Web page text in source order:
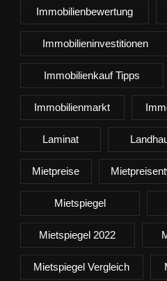
Immobilienbewertung
Immobilieninvestitionen
Immobilienkauf Tipps
Immobilienmarkt
Laminat
Mietpreise
Mietspiegel
Mietspiegel 2022
Mietspiegel Vergleich